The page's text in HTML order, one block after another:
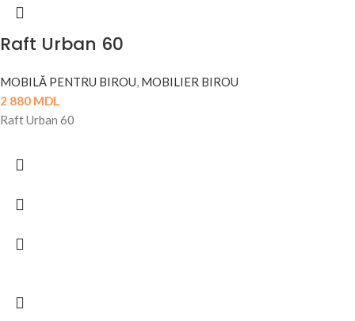
Raft Urban 60
MOBILĂ PENTRU BIROU, MOBILIER BIROU
2 880 MDL
Raft Urban 60